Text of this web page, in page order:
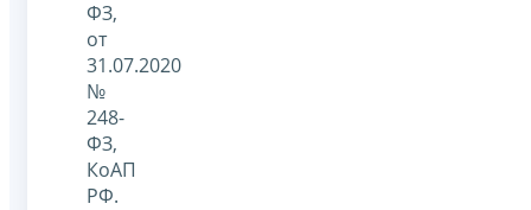
ФЗ,
от
31.07.2020
№
248-
ФЗ,
КоАП
РФ.